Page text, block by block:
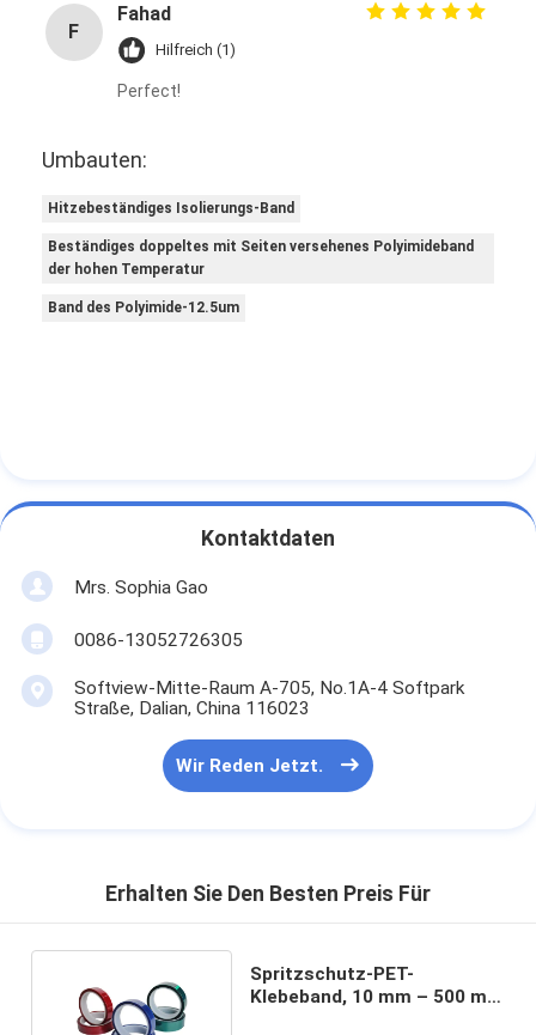
Glasgewebe-Isolierungs-Band
Glasgewebe-Klebstreifen
Aluminiumfolie-Klebstreifen
F
Fahad
Hilfreich (1)
Perfect!
Umbauten:
Hitzebeständiges Isolierungs-Band
Beständiges doppeltes mit Seiten versehenes Polyimideband
der hohen Temperatur
Band des Polyimide-12.5um
Kontaktdaten
Mrs. Sophia Gao
0086-13052726305
Softview-Mitte-Raum A-705, No.1A-4 Softpark
Straße, Dalian, China 116023
Wir Reden Jetzt.
Erhalten Sie Den Besten Preis Für
Spritzschutz-PET-
Klebeband, 10 mm – 500 mm